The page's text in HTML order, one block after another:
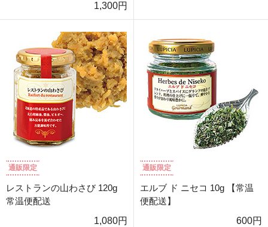
1,300円
通販限定
レストランの山わさび 120g
常温便配送
1,080円
通販限定
エルブ ド ニセコ 10g 【常温
便配送】
600円